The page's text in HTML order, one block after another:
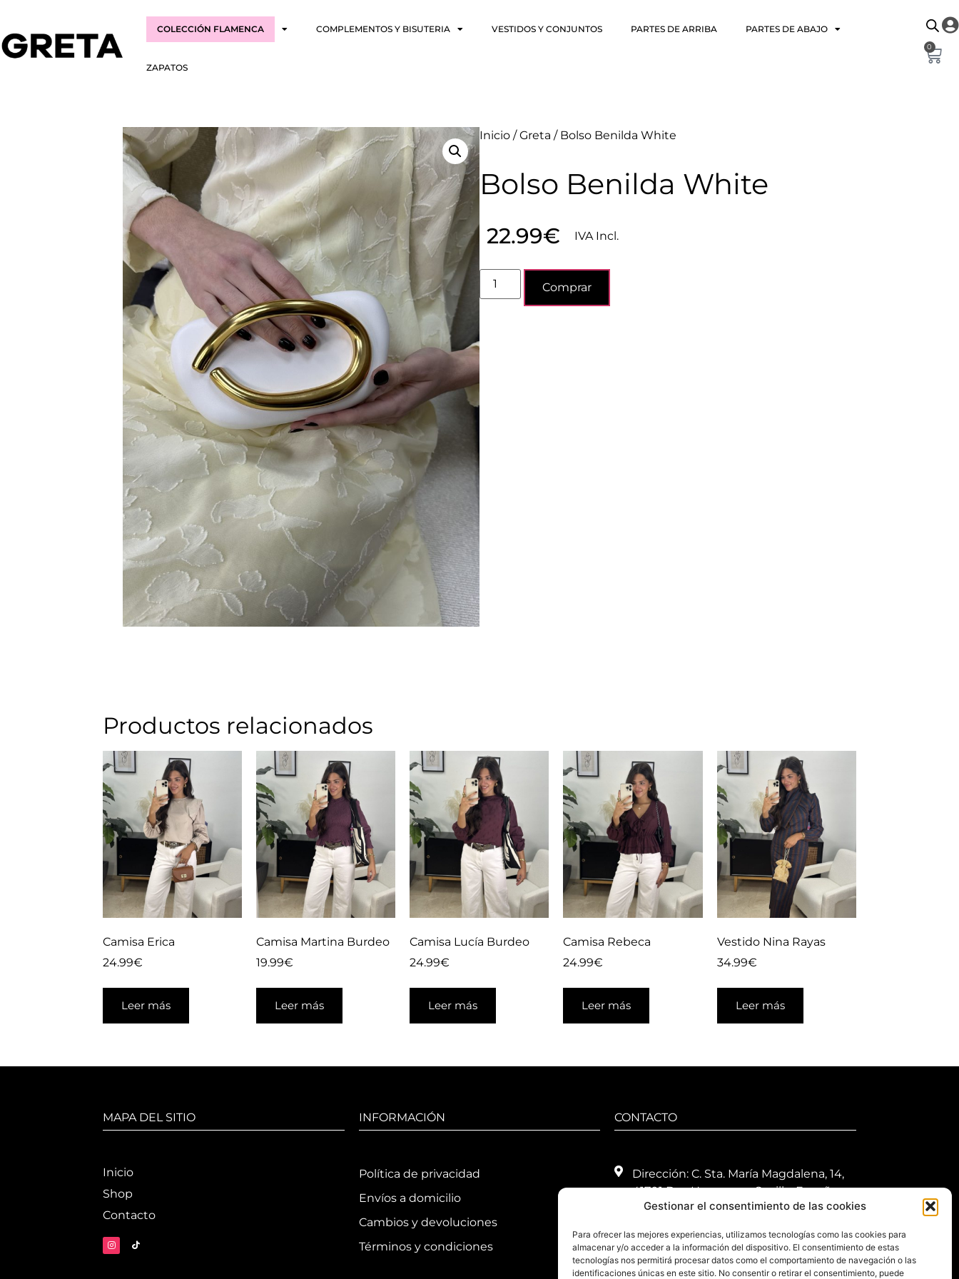
Gestionar el consentimiento de las cookies
Para ofrecer las mejores experiencias, utilizamos tecnologías como las cookies para
almacenar y/o acceder a la información del dispositivo. El consentimiento de estas
tecnologías nos permitirá procesar datos como el comportamiento de navegación o las
identificaciones únicas en este sitio. No consentir o retirar el consentimiento, puede
COLECCIÓN FLAMENCA COMPLEMENTOS Y BISUTERIA VESTIDOS Y CONJUNTOS PARTES DE ARRIBA PARTES DE ABAJO
ZAPATOS
0
Inicio /Greta / Bolso Benilda White
Bolso Benilda White
22.99€ IVA Incl.
Comprar
Productos relacionados
Camisa Erica
24.99€
Leer más
Camisa Martina Burdeo
19.99€
Leer más
Camisa Lucía Burdeo
24.99€
Leer más
Camisa Rebeca
24.99€
Leer más
Vestido Nina Rayas
34.99€
Leer más
MAPA DEL SITIO
Inicio
Shop
Contacto
INFORMACIÓN
Política de privacidad
Envíos a domicilio
Cambios y devoluciones
Términos y condiciones
CONTACTO
Dirección: C. Sta. María Magdalena, 14,
41701 Dos Hermanas, Sevilla, España
Teléfono +34 694 46 69 91
Horario: Lunes a Viernes de 10:00 a
13:30 hs y 17:30 a 20:30 hs. Sábados de
10:30 a 14:00 hs.